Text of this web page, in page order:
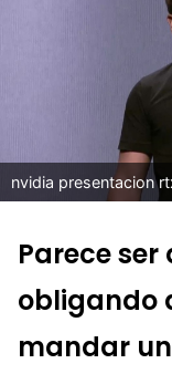
nvidia presentacion
Parece ser
obligando
mandar